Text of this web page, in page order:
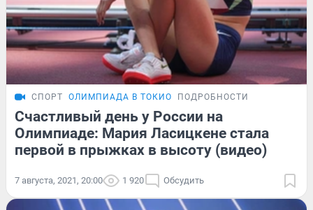
СПОРТ ОЛИМПИАДА В ТОКИО ПОДРОБНОСТИ
Счастливый день у России на
Олимпиаде: Мария Ласицкене стала
первой в прыжках в высоту (видео)
7 августа, 2021, 20:00 1 920 Обсудить